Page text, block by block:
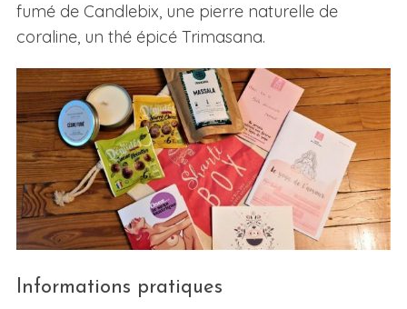
fumé de Candlebix, une pierre naturelle de
coraline, un thé épicé Trimasana.
Informations pratiques